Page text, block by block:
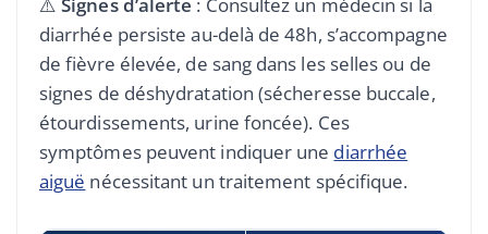
⚠️Signes d’alerte : Consultez un médecin si la
diarrhée persiste au-delà de 48h, s’accompagne
de fièvre élevée, de sang dans les selles ou de
signes de déshydratation (sécheresse buccale,
étourdissements, urine foncée). Ces
symptômes peuvent indiquer une diarrhée
aiguë nécessitant un traitement spécifique.